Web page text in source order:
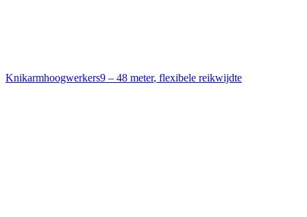
Knikarmhoogwerkers9 – 48 meter, flexibele reikwijdte